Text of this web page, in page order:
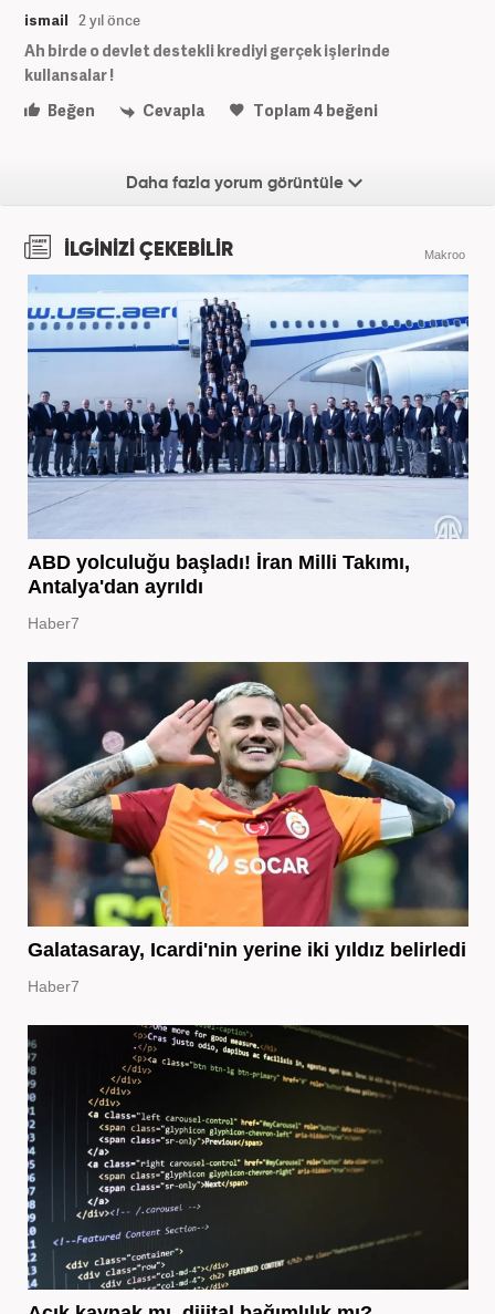
ismail 2 yıl önce
Ah birde o devlet destekli krediyi gerçek işlerinde
kullansalar !
Beğen
Cevapla Toplam4 beğeni
Daha fazla yorum görüntüle
İLGİNİZİ ÇEKEBİLİR Makroo
ABD yolculuğu başladı! İran Milli Takımı,
Antalya'dan ayrıldı
Haber7
Galatasaray, Icardi'nin yerine iki yıldız belirledi
Haber7